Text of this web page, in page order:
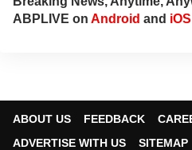
ABPLIVE on Android and iOS
ABOUT US FEEDBACK
ADVERTISE WITH US
SITEMAP